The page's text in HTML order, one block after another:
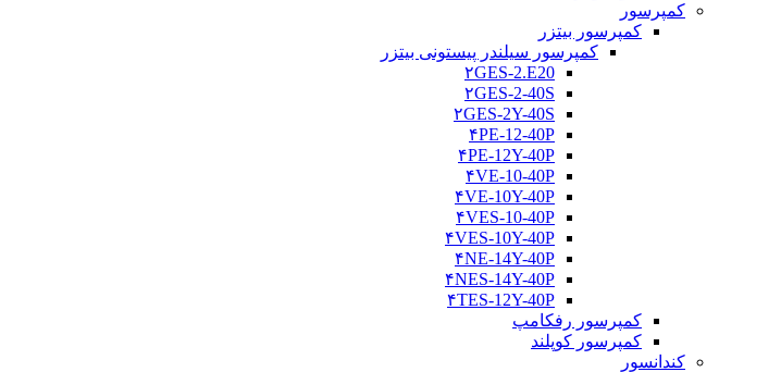
کمپرسور
کمپرسور بیتزر
کمپرسور سیلندر پیستونی بیتزر
۲GES-2.E20
۲GES-2-40S
۲GES-2Y-40S
۴PE-12-40P
۴PE-12Y-40P
۴VE-10-40P
۴VE-10Y-40P
۴VES-10-40P
۴VES-10Y-40P
۴NE-14Y-40P
۴NES-14Y-40P
۴TES-12Y-40P
کمپرسور رفکامپ
کمپرسور کوپلند
کندانسور